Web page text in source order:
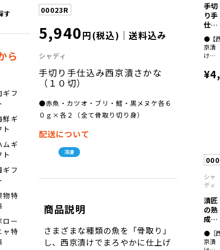
す
ら
ギフ
鮮ギ
ト
ムギ
ト
ギフ
物特
ロー
ャ特
00023R
5,940円(税込)｜送料込み
シャディ
手切り手仕込み西京漬さかな
（１０切）
●赤魚・カツオ・ブリ・鱈・黒メヌケ各６
０ｇ×各２（全て骨取り切り身）
配送について
冷凍
商品説明
さまざまな種類の魚を「骨取り」
し、西京漬けでまろやかに仕上げ
手切
り手
仕込
京...
●【
京漬
け】
カレ
イ・
漬
け】
鱈・
カレ
イ・
赤
魚・
ブリ
各６
０ｇ
×各
１
シャ
ディ
漬匠
の熟
成
鯛づ
く...
●［
京漬